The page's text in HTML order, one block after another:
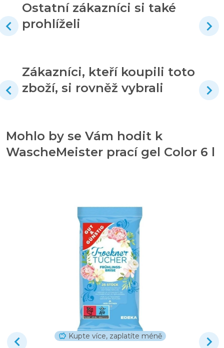
Ostatní zákazníci si také
prohlíželi
Zákazníci, kteří koupili toto
zboží, si rovněž vybrali
Mohlo by se Vám hodit k
WascheMeister prací gel Color 6 l
Kupte více, zaplatíte méně